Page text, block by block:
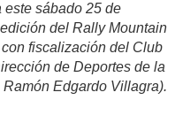
este sábado 25 de
del Rally Mountain
fiscalización del Club
de Deportes de la
Edgardo Villagra).